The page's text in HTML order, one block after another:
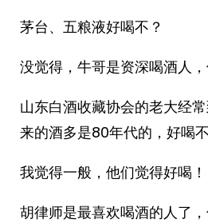
茅台、五粮液好喝不？
没觉得，牛哥是资深喝酒人，
山东白酒收藏协会的老大经
来的酒多是80年代的，好喝
我觉得一般，他们觉得好喝！
胡律师是最喜欢喝酒的人了